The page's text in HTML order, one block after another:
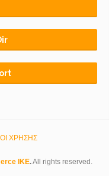
ΧΡΗΣΗΣ
IKE.All rights reserved.